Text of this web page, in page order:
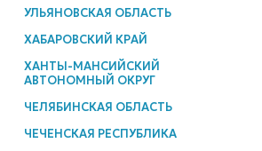
УЛЬЯНОВСКАЯ ОБЛАСТЬ
ХАБАРОВСКИЙ КРАЙ
ХАНТЫ-МАНСИЙСКИЙ
АВТОНОМНЫЙ ОКРУГ
ЧЕЛЯБИНСКАЯ ОБЛАСТЬ
ЧЕЧЕНСКАЯ РЕСПУБЛИКА